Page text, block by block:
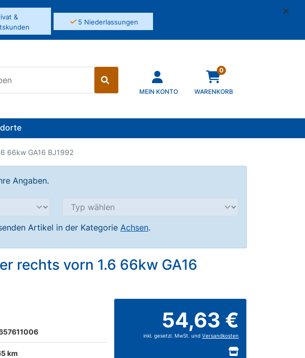
&
✓5 Niederlassungen
MEIN KONTO
0
WARENKORB
66kw GA16 BJ1992
Angaben.
Artikel in der Kategorie Achsen.
rechts vorn 1.6 66kw GA16
km
54,63 €
inkl. gesetzl. MwSt. und Versandkosten